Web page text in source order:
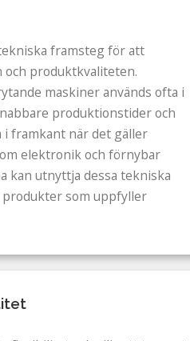
framsteg för att
produktkvaliteten.
maskiner används ofta i
produktionstider och
i framkant när det gäller
elektronik och förnybar
kan utnyttja dessa tekniska
som uppfyller